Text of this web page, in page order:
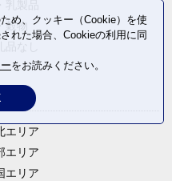
穀物
エリア
エリア
エリア
め、クッキー（Cookie）を使
れた場合、Cookieの利用に同
をお読みください。